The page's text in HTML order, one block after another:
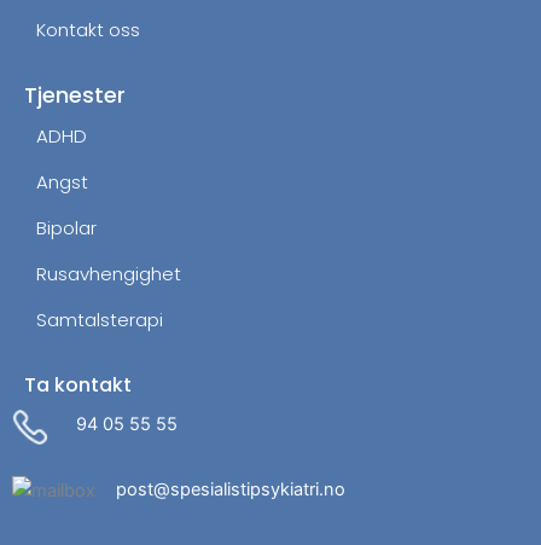
Kontakt oss
Tjenester
ADHD
Angst
Bipolar
Rusavhengighet
Samtalsterapi
Ta kontakt
94 05 55 55
post@spesialistipsykiatri.no